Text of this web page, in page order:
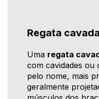
Regata cavada
Uma regata
com cavidades ou
pelo nome, mais
geralmente